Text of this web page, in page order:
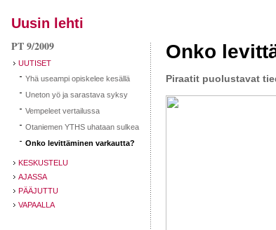
Uusin lehti
PT 9/2009
UUTISET
Yhä useampi opiskelee kesällä
Uneton yö ja sarastava syksy
Vempeleet vertailussa
Otaniemen YTHS uhataan sulkea
Onko levittäminen varkautta?
KESKUSTELU
AJASSA
PÄÄJUTTU
VAPAALLA
Onko
Piraatit puolustavat